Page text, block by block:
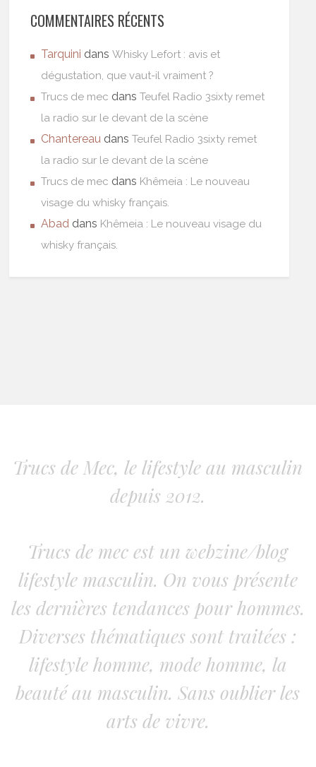
COMMENTAIRES RÉCENTS
Tarquini dansWhisky Lefort : avis et
dégustation, que vaut-il vraiment ?
Trucs de mec dansTeufel Radio 3sixty remet
la radio sur le devant de la scène
Chantereau dansTeufel Radio 3sixty remet
la radio sur le devant de la scène
Trucs de mec dans Khêmeia : Le nouveau
visage du whisky français.
Abad dans Khêmeia : Le nouveau visage du
whisky français.
Trucs de Mec, le lifestyle au masculin
depuis 2012.
Trucs de mec est un webzine/blog
lifestyle masculin. On vous présente
les dernières tendances pour hommes.
Diverses thématiques sont traitées :
lifestyle homme, mode homme, la
beauté au masculin. Sans oublier les
arts de vivre.